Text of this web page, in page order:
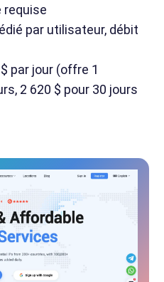
requise
par utilisateur, débit
par jour (offre 1
2 620 $ pour 30 jours